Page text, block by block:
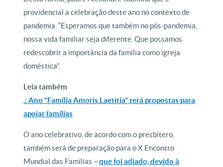
providencial a celebração deste ano no contexto de
pandemia. “Esperamos que também no pós-pandemia,
nossa vida familiar seja diferente. Que possamos
redescobrir a importância da família como igreja
doméstica”.
Leia também
.: Ano “Família Amoris Laetitia” terá propostas para
apoiar famílias
O ano celebrativo, de acordo com o presbítero,
também será de preparação para o X Encontro
Mundial das Famílias –que foi adiado, devido à